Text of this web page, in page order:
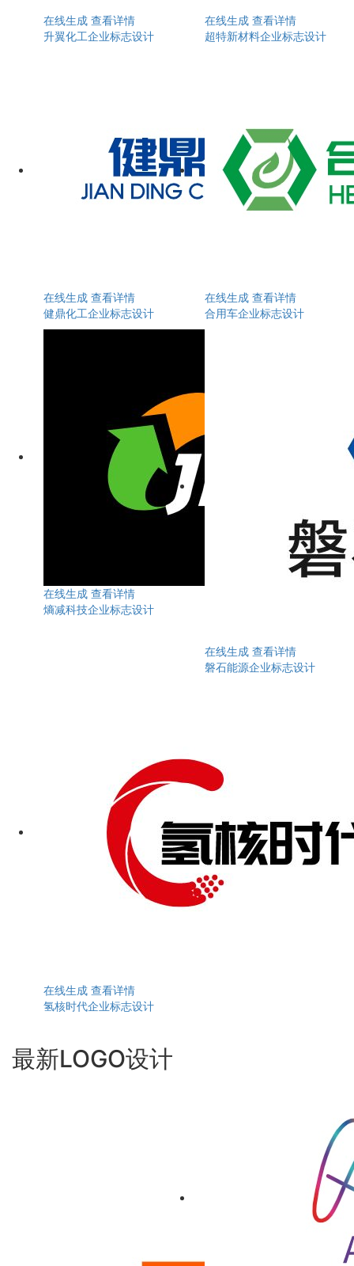
在线生成 查看详情
升翼化工企业标志设计
在线生成 查看详情
超特新材料企业标志设计
在线生成 查看详情
健鼎化工企业标志设计
在线生成 查看详情
合用车企业标志设计
在线生成 查看详情
熵减科技企业标志设计
在线生成 查看详情
磐石能源企业标志设计
在线生成 查看详情
氢核时代企业标志设计
最新LOGO设计